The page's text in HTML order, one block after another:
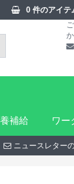
0 件のアイテ
補給 ワー
ニュースレター